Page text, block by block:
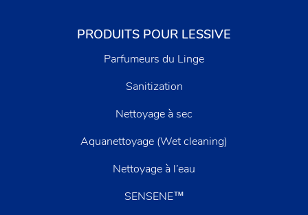
PRODUITS POUR LESSIVE
Parfumeurs du Linge
Sanitization
Nettoyage à sec
Aquanettoyage (Wet cleaning)
Nettoyage à l’eau
SENSENE™